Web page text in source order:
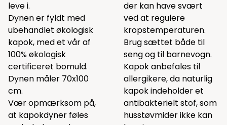
leve i.
Dynen er fyldt med
ubehandlet økologisk
kapok, med et vår af
100% økologisk
certificeret bomuld.
Dynen måler 70x100
cm.
Vær opmærksom på,
at kapokdyner føles
der kan have svært
ved at regulere
kropstemperaturen.
Brug sættet både til
seng og til barnevogn.
Kapok anbefales til
allergikere, da naturlig
kapok indeholder et
antibakterielt stof, som
husstøvmider ikke kan